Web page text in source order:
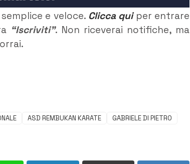
e veloce. Clicca quiper entrare
“Iscriviti”. Non riceverai notifiche, ma
ASD REMBUKAN KARATE
GABRIELE DI PIETRO